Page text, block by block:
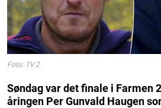
Foto: TV 2
Søndag var det finale i Farmen
åringen Per Gunvald Haugen